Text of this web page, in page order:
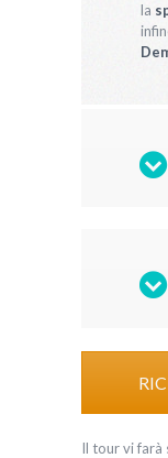
la
Il tour vi farà